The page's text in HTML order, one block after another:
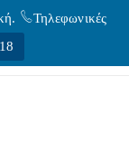
Τηλεφωνικές